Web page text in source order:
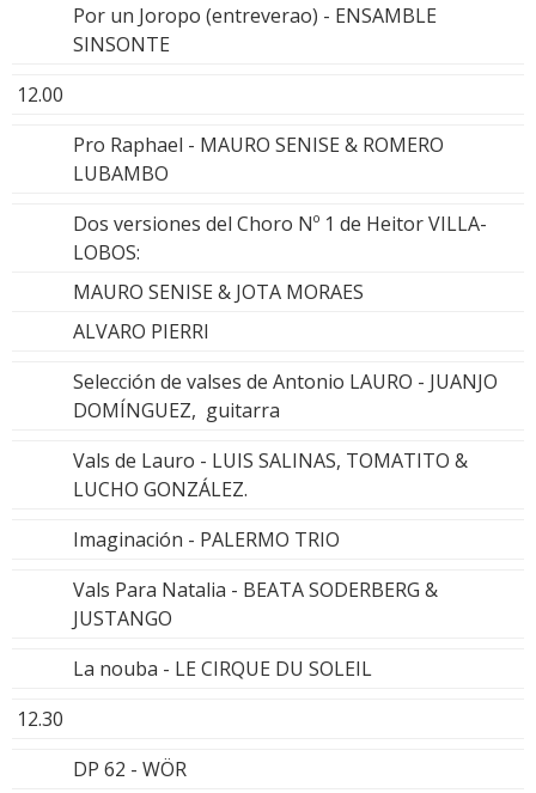
Por un Joropo (entreverao) - ENSAMBLE
SINSONTE
12.00
Pro Raphael - MAURO SENISE & ROMERO
LUBAMBO
Dos versiones del Choro Nº 1 de Heitor VILLA-
LOBOS:
MAURO SENISE & JOTA MORAES
ALVARO PIERRI
Selección de valses de Antonio LAURO - JUANJO
DOMÍNGUEZ, guitarra
Vals de Lauro - LUIS SALINAS, TOMATITO &
LUCHO GONZÁLEZ.
Imaginación - PALERMO TRIO
Vals Para Natalia - BEATA SODERBERG &
JUSTANGO
La nouba - LE CIRQUE DU SOLEIL
12.30
DP 62 - WÖR